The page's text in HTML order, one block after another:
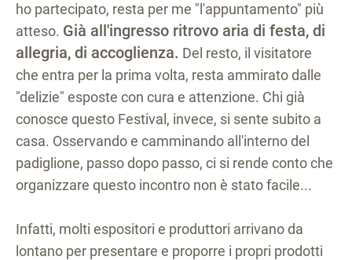
ho partecipato, resta per me "l'appuntamento" più
atteso. Già all'ingresso ritrovo aria di festa, di
allegria, di accoglienza. Del resto, il visitatore
che entra per la prima volta, resta ammirato dalle
"delizie" esposte con cura e attenzione. Chi già
conosce questo Festival, invece, si sente subito a
casa. Osservando e camminando all'interno del
padiglione, passo dopo passo, ci si rende conto che
organizzare questo incontro non è stato facile...
Infatti, molti espositori e produttori arrivano da
lontano per presentare e proporre i propri prodotti